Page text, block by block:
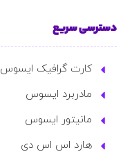
دسترسی سریع
کارت گرافیک ایسوس
مادربرد ایسوس
مانیتور ایسوس
هارد اس اس دی